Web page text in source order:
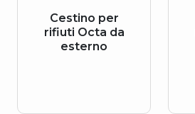
Cestino per
rifiuti Octa da
esterno